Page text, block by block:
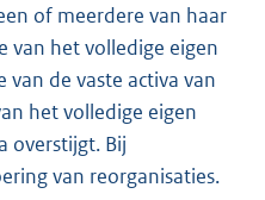
of meerdere van haar
van het volledige eigen
de vaste activa van
het volledige eigen
overstijgt. Bij
van reorganisaties.